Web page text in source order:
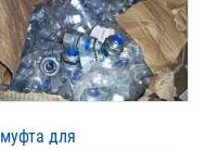
муфта для